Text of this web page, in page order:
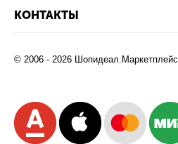
КОНТАКТЫ
© 2006 - 2026 Шопидеал.Маркетплейс